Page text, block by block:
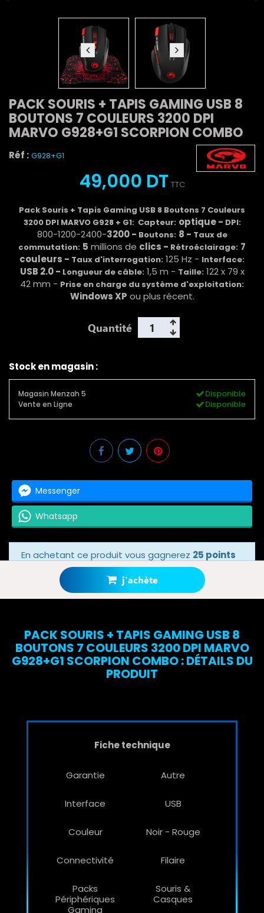
PACK SOURIS + TAPIS GAMING USB 8
BOUTONS 7 COULEURS 3200 DPI
MARVO G928+G1 SCORPION COMBO
Réf : G928+G1
49,000 DT TTC
Pack Souris + Tapis Gaming USB 8 Boutons 7 Couleurs
3200 DPI MARVO G928 + G1: Capteur: optique - DPI:
800-1200-2400-3200 - Boutons: 8 - Taux de
commutation: 5 millions de clics - Rétroéclairage: 7
couleurs - Taux d'interrogation: 125 Hz - Interface:
USB 2.0 - Longueur de câble: 1,5 m - Taille: 122 x 79 x
42 mm - Prise en charge du système d'exploitation:
Windows XP ou plus récent.
Quantité
j'achète
Stock en magasin :
Magasin Menzah 5 Disponible
Vente en Ligne Disponible
Messenger
Whatsapp
En achetant ce produit vous gagnerez 25 points
grâce à notre programme de fidélité.
Votre panier totalisera25 points bonus
PACK SOURIS + TAPIS GAMING USB 8
BOUTONS 7 COULEURS 3200 DPI MARVO
G928+G1 SCORPION COMBO : DÉTAILS DU
PRODUIT
Fiche technique
Garantie Autre
Interface USB
Couleur Noir - Rouge
Connectivité Filaire
Packs
Périphériques
Gaming
Souris &
Casques